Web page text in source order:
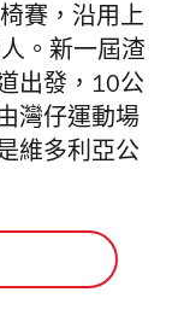
賽，沿用上
。新一屆渣
出發，10公
灣仔運動場
維多利亞公